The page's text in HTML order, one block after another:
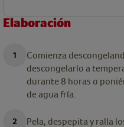
Elaboración
Comienza
descongelarlo a
durante 8 horas o
de agua fría.
Pela, despepita y ralla